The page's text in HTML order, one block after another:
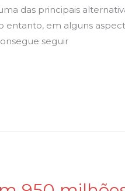
das principais
em alguns
seguir